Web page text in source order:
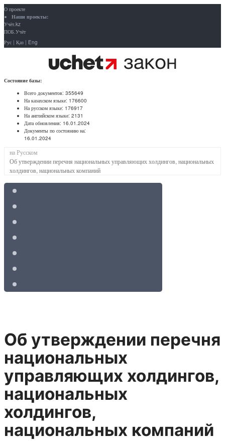
О проекте
Наши проекты:
Учёт.kz
ПОБ.Учёт
Рус | Қаз | Eng
Состояние базы:
Всего документов: 355649
На казахском языке: 176600
На русском языке: 176917
На английском языке: 2131
Дата обновления: 16.01.2024
Документы по состоянию на:
16.01.2024
на Русском
Об утверждении перечня национальных управляющих холдингов, национальных
холдингов, национальных компаний
Об утверждении перечня
национальных
управляющих холдингов,
национальных
холдингов,
национальных компаний